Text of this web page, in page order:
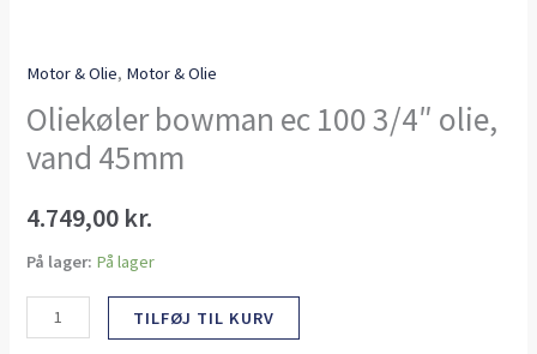
Motor & Olie, Motor & Olie
Oliekøler bowman ec 100 3/4″ olie,
vand 45mm
4.749,00 kr.
På lager: På lager
TILFØJ TIL KURV